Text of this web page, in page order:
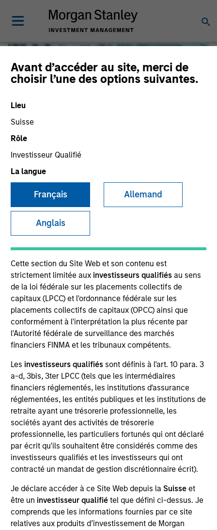
Avant d’accéder au site, merci de
choisir l’une des options suivantes.
Lieu
Suisse
Rôle
Investisseur Qualifié
La langue
Français Allemand
Anglais
Cette section du Site Web et son contenu est
strictement limitée aux investisseurs qualifiésau sens
de la loi fédérale sur les placements collectifs de
capitaux (LPCC) et l'ordonnance fédérale sur les
placements collectifs de capitaux (OPCC) ainsi que
conformément à l'interprétation la plus récente par
l'Autorité fédérale de surveillance des marchés
financiers FINMA et les tribunaux compétents.
Les investisseurs qualifiés sont définis à l'art. 10 para. 3
a-d, 3bis, 3ter LPCC (tels que les intermédiaires
financiers réglementés, les institutions d'assurance
réglementées, les entités publiques et les institutions de
retraite ayant une trésorerie professionnelle, les
sociétés ayant des activités de trésorerie
professionnelle, les particuliers fortunés qui ont déclaré
par écrit qu'ils souhaitent être considérés comme des
investisseurs qualifiés et les investisseurs qui ont
contracté un mandat de gestion discrétionnaire écrit).
Je déclare accéder à ce Site Web depuis la Suisse et
être un investisseur qualifiétel que défini ci-dessus. Je
comprends que les informations fournies par ce site
relatives aux produits d’investissement de Morgan
Global Liquidity
We offer investments across the world’s liquidity markets
to meet a range of investors’ needs for income, liquidity
and capital preservation.
MARKETING COMMUNICATION
Nous contacter
Produits
CashInvest by Morgan Stanley
Explore More
Nous contacter